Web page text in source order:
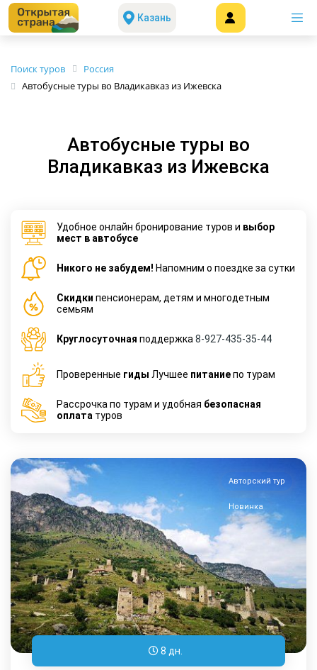
Казань
Поиск туров
Россия
Автобусные туры во Владикавказ из Ижевска
Автобусные туры во
Владикавказ из Ижевска
Удобное онлайн бронирование туров и выбор
мест в автобусе
Никого не забудем! Напомним о поездке за сутки
Cкидки пенсионерам, детям и многодетным
семьям
Круглосуточная поддержка 8-927-435-35-44
Проверенные гиды Лучшее питаниепо турам
Рассрочка по турам и удобная безопасная
оплата туров
Авторский тур
Новинка
8 дн.